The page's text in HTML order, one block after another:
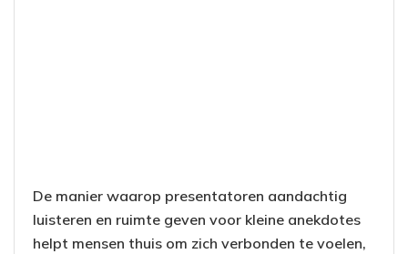
De manier waarop presentatoren aandachtig
luisteren en ruimte geven voor kleine anekdotes
helpt mensen thuis om zich verbonden te voelen,